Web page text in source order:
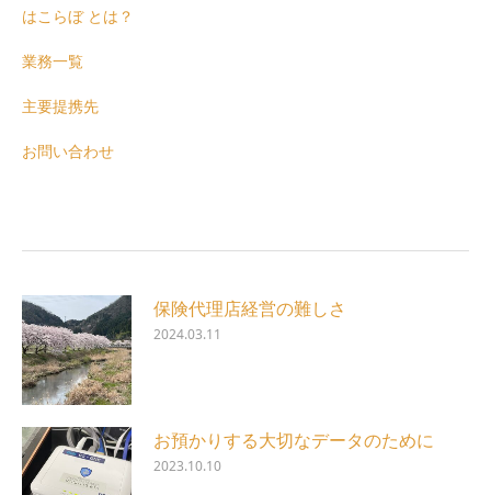
はこらぼ とは？
業務一覧
主要提携先
お問い合わせ
保険代理店経営の難しさ
2024.03.11
お預かりする大切なデータのために
2023.10.10